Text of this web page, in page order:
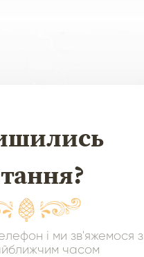
і ми зв'яжемося з
часом